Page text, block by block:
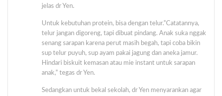
jelas dr Yen.
Untuk kebutuhan protein, bisa dengan telur.”Catatannya,
telur jangan digoreng, tapi dibuat pindang. Anak suka nggak
senang sarapan karena perut masih begah, tapi coba bikin
sup telur puyuh, sup ayam pakai jagung dan aneka jamur.
Hindari biskuit kemasan atau mie instant untuk sarapan
anak,” tegas dr Yen.
Sedangkan untuk bekal sekolah, dr Yen menyarankan agar